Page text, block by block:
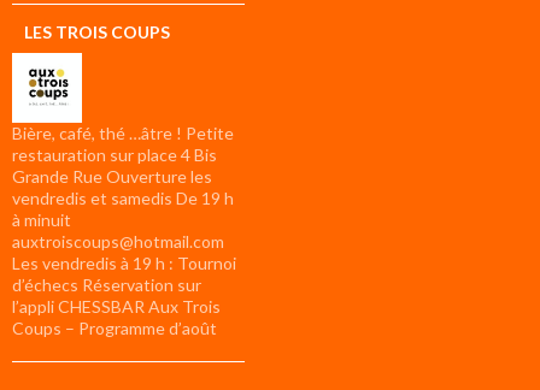
LES TROIS COUPS
Bière, café, thé …âtre ! Petite
restauration sur place 4 Bis
Grande Rue Ouverture les
vendredis et samedis De 19 h
à minuit
auxtroiscoups@hotmail.com
Les vendredis à 19 h : Tournoi
d’échecs Réservation sur
l’appli CHESSBAR Aux Trois
Coups – Programme d’août